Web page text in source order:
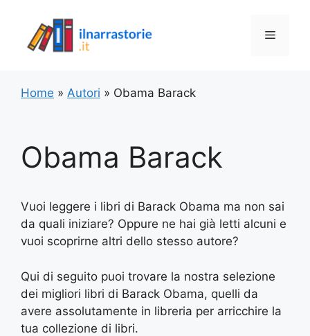
contenuto
Menu
Home » Autori » Obama Barack
Obama Barack
Vuoi leggere i libri di Barack Obama ma non sai
da quali iniziare? Oppure ne hai già letti alcuni e
vuoi scoprirne altri dello stesso autore?
Qui di seguito puoi trovare la nostra selezione
dei migliori libri di Barack Obama, quelli da
avere assolutamente in libreria per arricchire la
tua collezione di libri.